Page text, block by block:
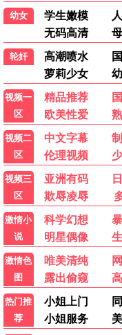
独行月球
神探大战